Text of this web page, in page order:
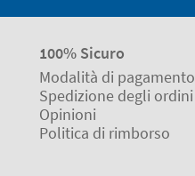
100% Sicuro
Modalità di pagamento
Spedizione degli ordini
Opinioni
Politica di rimborso